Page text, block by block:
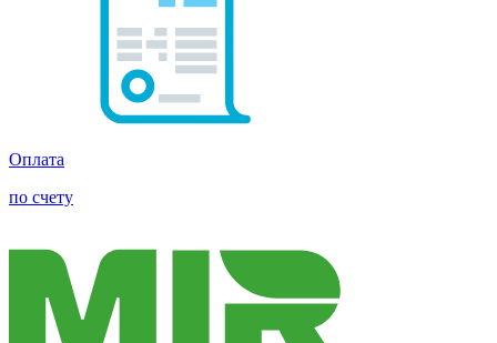
Оплата
по счету